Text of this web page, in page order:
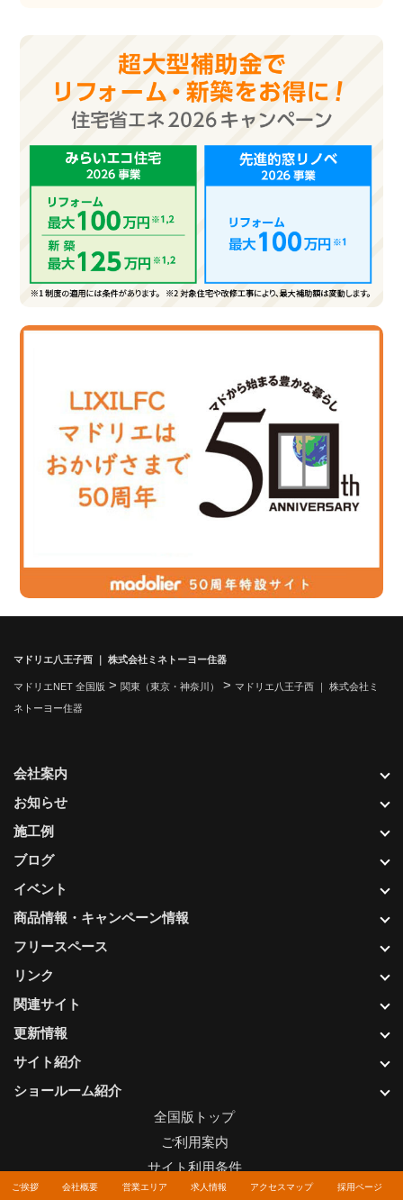
ご挨拶 会社概要 営業エリア 求人情報 アクセスマップ 採用ページ
マドリエ八王子西 ｜ 株式会社ミネトーヨー住器
マドリエNET 全国版 > 関東（東京・神奈川） > マドリエ八王子西 ｜ 株式会社ミ
ネトーヨー住器
更新情報
サイト紹介
ショールーム紹介
会社案内
お知らせ
施工例
ブログ
イベント
商品情報・キャンペーン情報
フリースペース
リンク
関連サイト
全国版トップ
ご利用案内
サイト利用条件
プライバシーポリシー